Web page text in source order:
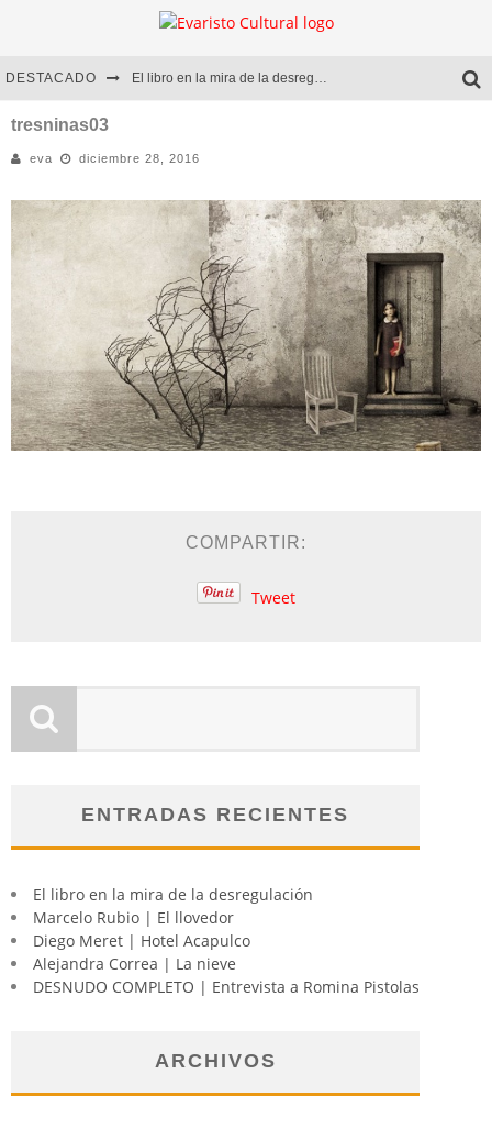
DESTACADO El libro en la mira de la desregulación
Diego Meret | Hotel Acapulco
Alejandra Correa | La nieve
tresninas03
eva diciembre 28, 2016
COMPARTIR:
Tweet
ENTRADAS RECIENTES
El libro en la mira de la desregulación
Marcelo Rubio | El llovedor
Diego Meret | Hotel Acapulco
Alejandra Correa | La nieve
DESNUDO COMPLETO | Entrevista a Romina Pistolas
ARCHIVOS